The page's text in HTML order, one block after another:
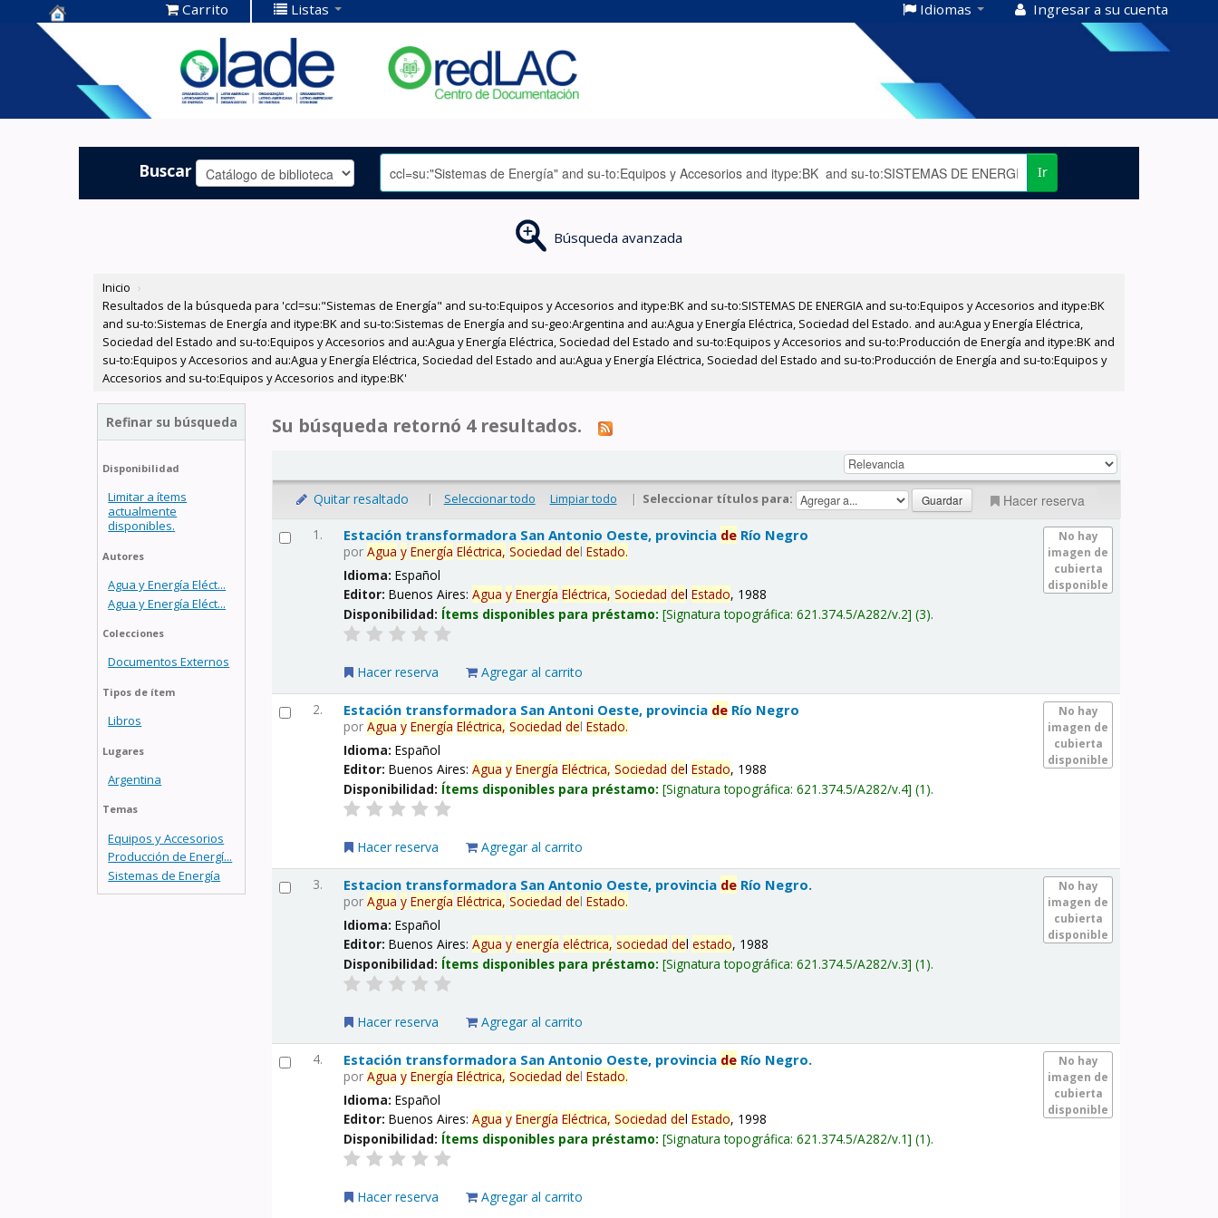
Centro de
Documentación
OLADE -
Carrito Listas Idiomas Ingresar a su cuenta
Buscar Ir
Búsqueda avanzada
Inicio ›
Resultados de la búsqueda para 'ccl=su:"Sistemas de Energía" and su-to:Equipos y Accesorios and itype:BK and su-to:SISTEMAS DE ENERGIA and su-to:Equipos y Accesorios and itype:BK
and su-to:Sistemas de Energía and itype:BK and su-to:Sistemas de Energía and su-geo:Argentina and au:Agua y Energía Eléctrica, Sociedad del Estado. and au:Agua y Energía Eléctrica,
Sociedad del Estado and su-to:Equipos y Accesorios and au:Agua y Energía Eléctrica, Sociedad del Estado and su-to:Equipos y Accesorios and su-to:Producción de Energía and itype:BK and
su-to:Equipos y Accesorios and au:Agua y Energía Eléctrica, Sociedad del Estado and au:Agua y Energía Eléctrica, Sociedad del Estado and su-to:Producción de Energía and su-to:Equipos y
Accesorios and su-to:Equipos y Accesorios and itype:BK'
Refinar su búsqueda
Disponibilidad
Limitar a ítems
actualmente
disponibles.
Autores
Agua y Energía Eléct...
Agua y Energía Eléct...
Colecciones
Documentos Externos
Tipos de ítem
Libros
Lugares
Argentina
Temas
Equipos y Accesorios
Producción de Energí...
Sistemas de Energía
Su búsqueda retornó 4 resultados.
Quitar resaltado | Seleccionar todo Limpiar todo | Seleccionar títulos para: Hacer reserva
1.
No hay
imagen de
cubierta
disponible
Estación transformadora San Antonio Oeste, provincia de Río Negro
porAgua y Energía Eléctrica, Sociedad delEstado.
Idioma:Español
Editor:Buenos Aires:Agua y Energía Eléctrica, Sociedad delEstado, 1988
Disponibilidad: Ítems disponibles para préstamo: Signatura topográfica:621.374.5/A282/v.2 (3).
Hacer reserva Agregar al carrito
2.
No hay
imagen de
cubierta
disponible
Estación transformadora San Antoni Oeste, provincia de Río Negro
porAgua y Energía Eléctrica, Sociedad delEstado.
Idioma:Español
Editor:Buenos Aires:Agua y Energía Eléctrica, Sociedad delEstado, 1988
Disponibilidad: Ítems disponibles para préstamo: Signatura topográfica:621.374.5/A282/v.4 (1).
Hacer reserva Agregar al carrito
3.
No hay
imagen de
cubierta
disponible
Estacion transformadora San Antonio Oeste, provincia de Río Negro.
porAgua y Energía Eléctrica, Sociedad delEstado.
Idioma:Español
Editor:Buenos Aires:Agua y energía eléctrica, sociedad delestado, 1988
Disponibilidad: Ítems disponibles para préstamo: Signatura topográfica:621.374.5/A282/v.3 (1).
Hacer reserva Agregar al carrito
4.
No hay
imagen de
cubierta
disponible
Estación transformadora San Antonio Oeste, provincia de Río Negro.
porAgua y Energía Eléctrica, Sociedad delEstado.
Idioma:Español
Editor:Buenos Aires:Agua y Energía Eléctrica, Sociedad delEstado, 1998
Disponibilidad: Ítems disponibles para préstamo: Signatura topográfica:621.374.5/A282/v.1 (1).
Hacer reserva Agregar al carrito